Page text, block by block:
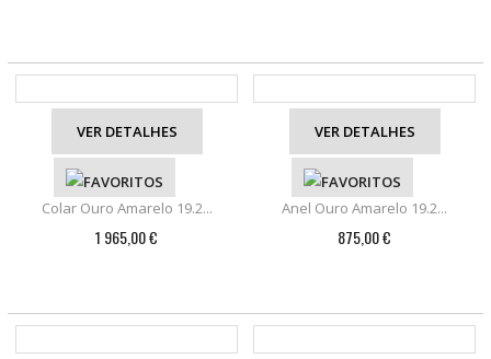
VER DETALHES
Colar Ouro Amarelo 19.2...
1 965,00 €
VER DETALHES
Anel Ouro Amarelo 19.2...
875,00 €